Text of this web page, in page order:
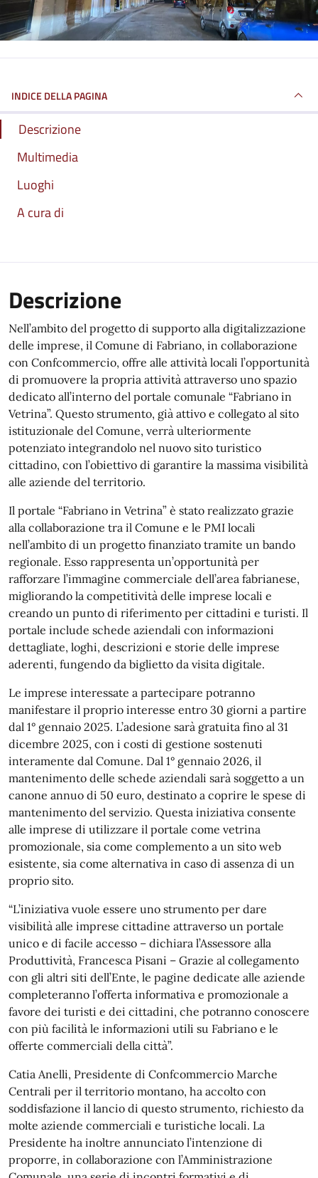
INDICE DELLA PAGINA
Descrizione
Multimedia
Luoghi
A cura di
Descrizione
Nell’ambito del progetto di supporto alla digitalizzazione
delle imprese, il Comune di Fabriano, in collaborazione
con Confcommercio, offre alle attività locali l’opportunità
di promuovere la propria attività attraverso uno spazio
dedicato all’interno del portale comunale “Fabriano in
Vetrina”. Questo strumento, già attivo e collegato al sito
istituzionale del Comune, verrà ulteriormente
potenziato integrandolo nel nuovo sito turistico
cittadino, con l’obiettivo di garantire la massima visibilità
alle aziende del territorio.
Il portale “Fabriano in Vetrina” è stato realizzato grazie
alla collaborazione tra il Comune e le PMI locali
nell’ambito di un progetto finanziato tramite un bando
regionale. Esso rappresenta un’opportunità per
rafforzare l’immagine commerciale dell’area fabrianese,
migliorando la competitività delle imprese locali e
creando un punto di riferimento per cittadini e turisti. Il
portale include schede aziendali con informazioni
dettagliate, loghi, descrizioni e storie delle imprese
aderenti, fungendo da biglietto da visita digitale.
Le imprese interessate a partecipare potranno
manifestare il proprio interesse entro 30 giorni a partire
dal 1° gennaio 2025. L’adesione sarà gratuita fino al 31
dicembre 2025, con i costi di gestione sostenuti
interamente dal Comune. Dal 1° gennaio 2026, il
mantenimento delle schede aziendali sarà soggetto a un
canone annuo di 50 euro, destinato a coprire le spese di
mantenimento del servizio. Questa iniziativa consente
alle imprese di utilizzare il portale come vetrina
promozionale, sia come complemento a un sito web
esistente, sia come alternativa in caso di assenza di un
proprio sito.
“L’iniziativa vuole essere uno strumento per dare
visibilità alle imprese cittadine attraverso un portale
unico e di facile accesso – dichiara l’Assessore alla
Produttività, Francesca Pisani – Grazie al collegamento
con gli altri siti dell’Ente, le pagine dedicate alle aziende
completeranno l’offerta informativa e promozionale a
favore dei turisti e dei cittadini, che potranno conoscere
con più facilità le informazioni utili su Fabriano e le
offerte commerciali della città”.
Catia Anelli, Presidente di Confcommercio Marche
Centrali per il territorio montano, ha accolto con
soddisfazione il lancio di questo strumento, richiesto da
molte aziende commerciali e turistiche locali. La
Presidente ha inoltre annunciato l’intenzione di
proporre, in collaborazione con l’Amministrazione